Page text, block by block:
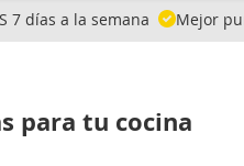
7 días a la semana Mejor
para tu cocina